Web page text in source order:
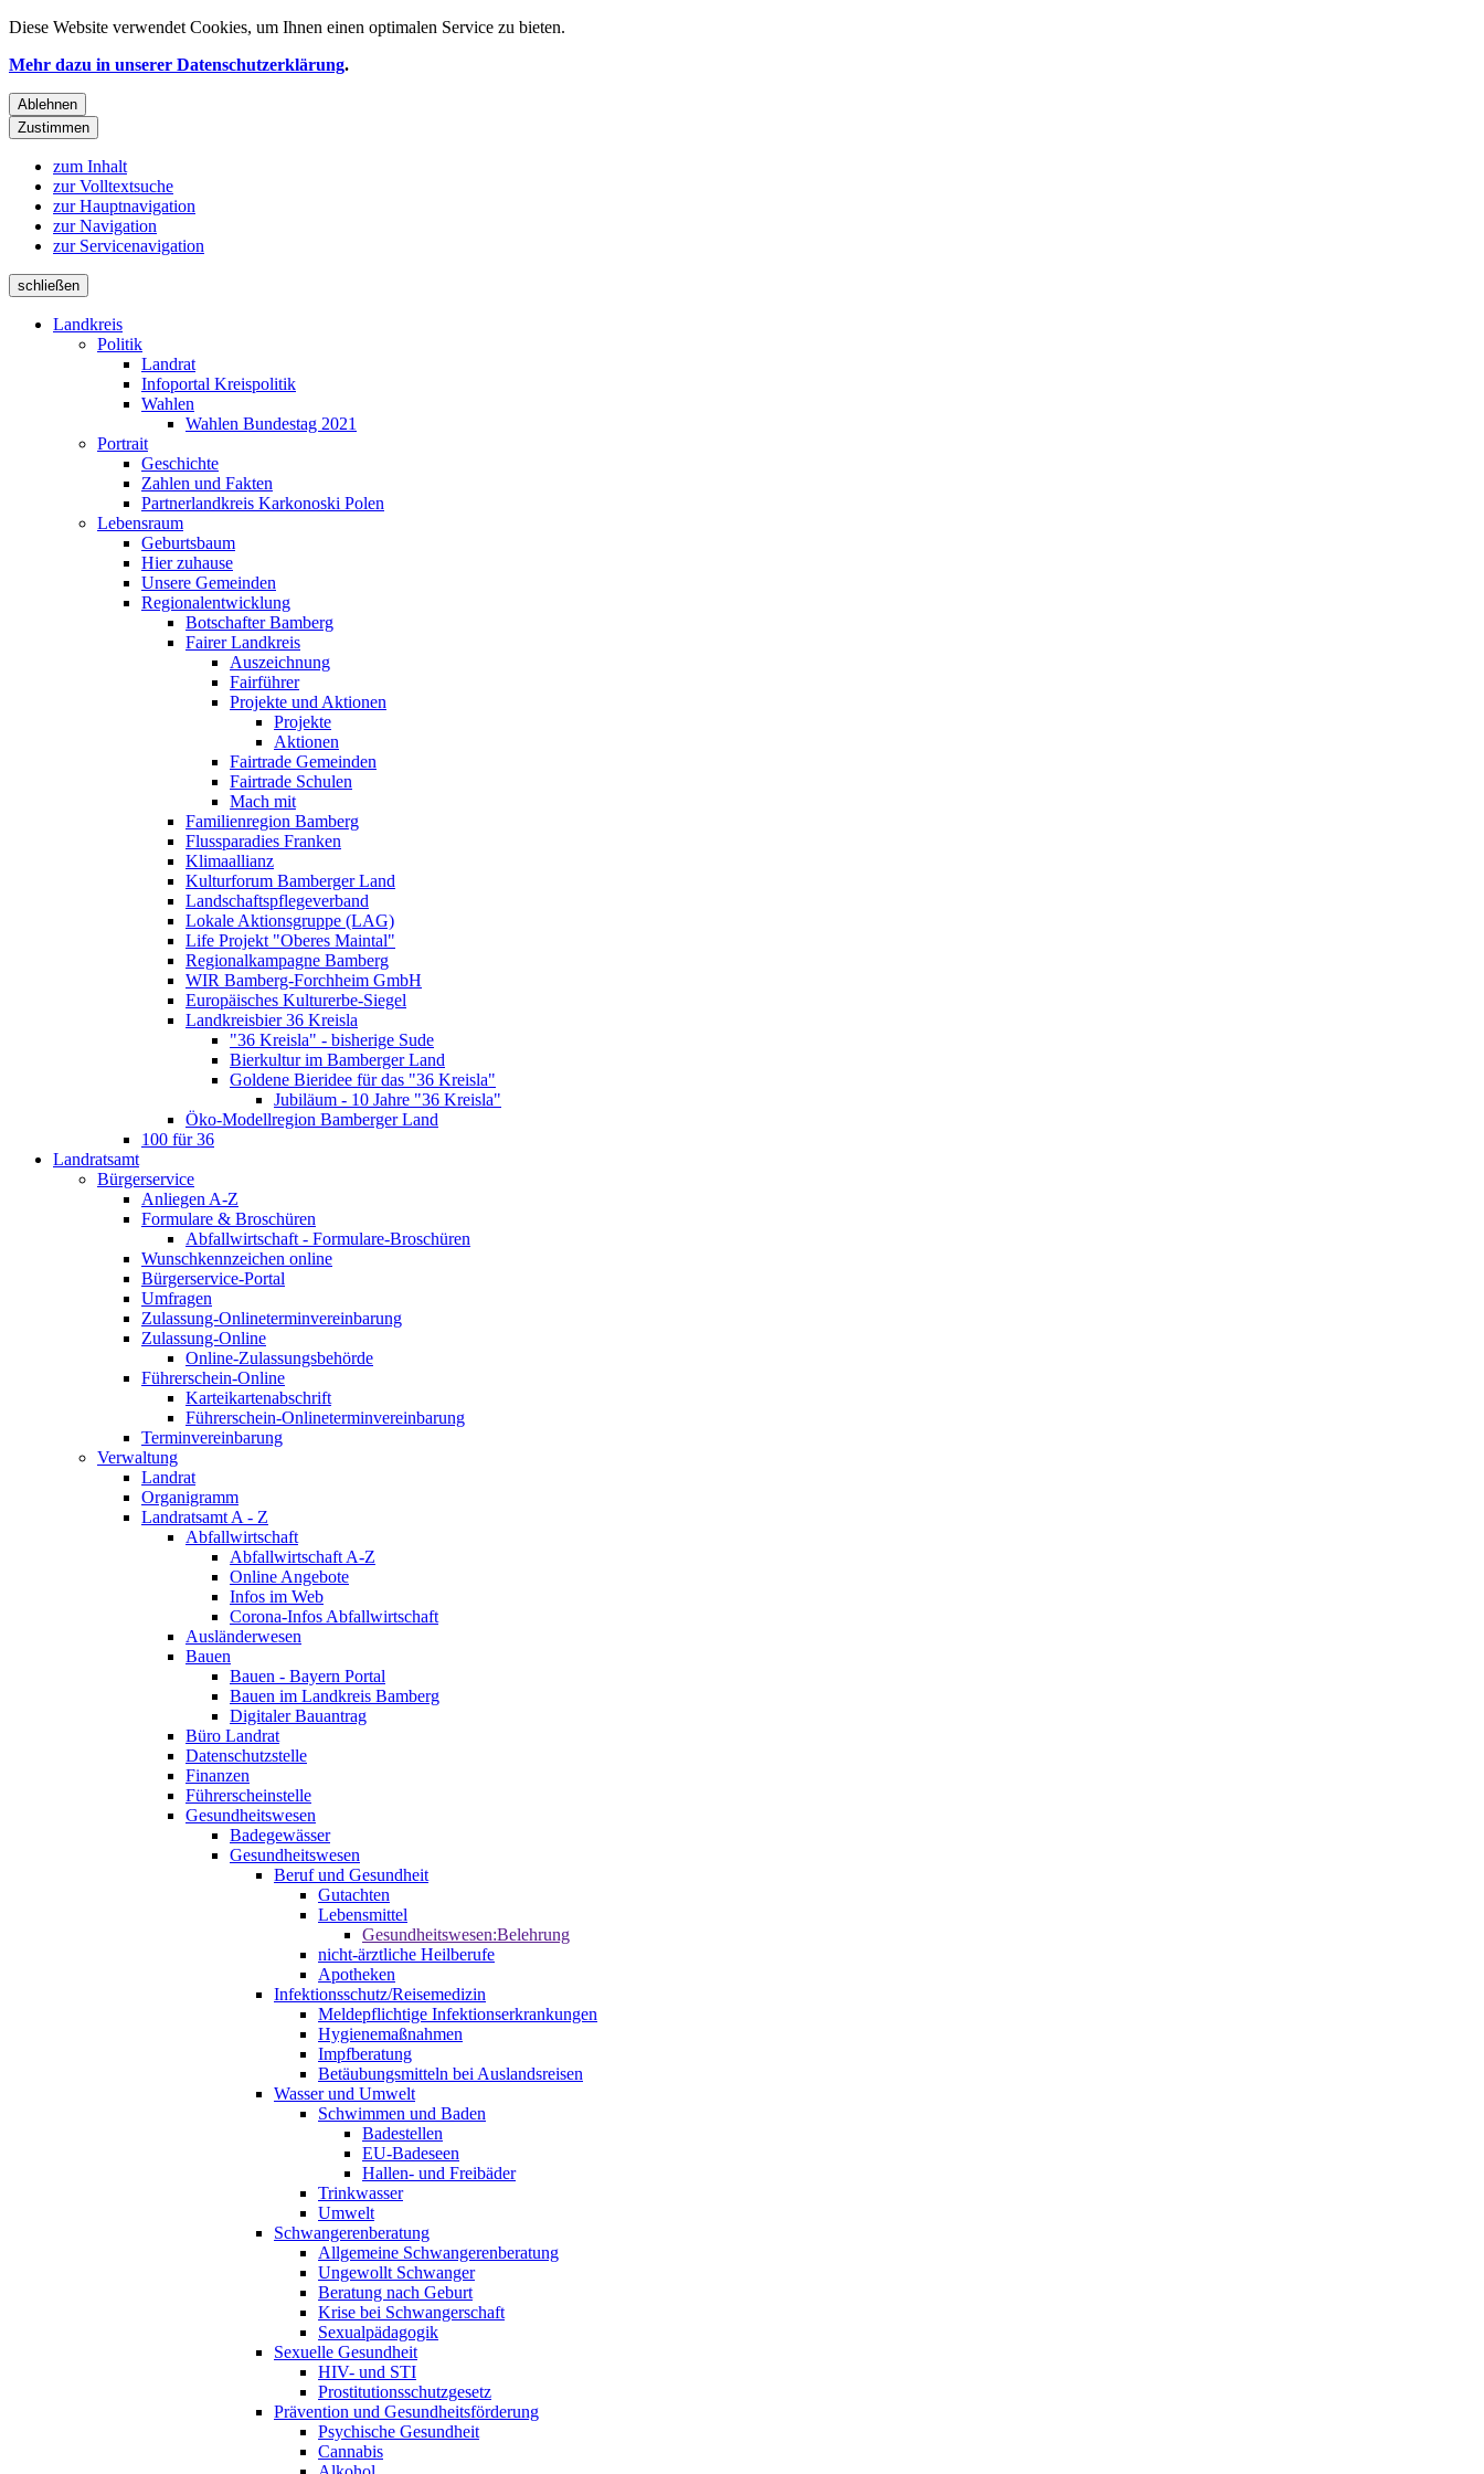
Diese Website verwendet Cookies, um Ihnen einen optimalen Service zu bieten.
Mehr dazu in unserer Datenschutzerklärung.
Ablehnen
Zustimmen
zum Inhalt
zur Volltextsuche
zur Hauptnavigation
zur Navigation
zur Servicenavigation
schließen
Landkreis
Politik
Landrat
Infoportal Kreispolitik
Wahlen
Wahlen Bundestag 2021
Portrait
Geschichte
Zahlen und Fakten
Partnerlandkreis Karkonoski Polen
Lebensraum
Geburtsbaum
Hier zuhause
Unsere Gemeinden
Regionalentwicklung
Botschafter Bamberg
Fairer Landkreis
Auszeichnung
Fairführer
Projekte und Aktionen
Projekte
Aktionen
Fairtrade Gemeinden
Fairtrade Schulen
Mach mit
Familienregion Bamberg
Flussparadies Franken
Klimaallianz
Kulturforum Bamberger Land
Landschaftspflegeverband
Lokale Aktionsgruppe (LAG)
Life Projekt "Oberes Maintal"
Regionalkampagne Bamberg
WIR Bamberg-Forchheim GmbH
Europäisches Kulturerbe-Siegel
Landkreisbier 36 Kreisla
"36 Kreisla" - bisherige Sude
Bierkultur im Bamberger Land
Goldene Bieridee für das "36 Kreisla"
Jubiläum - 10 Jahre "36 Kreisla"
Öko-Modellregion Bamberger Land
100 für 36
Landratsamt
Bürgerservice
Anliegen A-Z
Formulare & Broschüren
Abfallwirtschaft - Formulare-Broschüren
Wunschkennzeichen online
Bürgerservice-Portal
Umfragen
Zulassung-Onlineterminvereinbarung
Zulassung-Online
Online-Zulassungsbehörde
Führerschein-Online
Karteikartenabschrift
Führerschein-Onlineterminvereinbarung
Terminvereinbarung
Verwaltung
Landrat
Organigramm
Landratsamt A - Z
Abfallwirtschaft
Abfallwirtschaft A-Z
Online Angebote
Infos im Web
Corona-Infos Abfallwirtschaft
Ausländerwesen
Bauen
Bauen - Bayern Portal
Bauen im Landkreis Bamberg
Digitaler Bauantrag
Büro Landrat
Datenschutzstelle
Finanzen
Führerscheinstelle
Gesundheitswesen
Badegewässer
Gesundheitswesen
Beruf und Gesundheit
Gutachten
Lebensmittel
Gesundheitswesen:Belehrung
nicht-ärztliche Heilberufe
Apotheken
Infektionsschutz/Reisemedizin
Meldepflichtige Infektionserkrankungen
Hygienemaßnahmen
Impfberatung
Betäubungsmitteln bei Auslandsreisen
Wasser und Umwelt
Schwimmen und Baden
Badestellen
EU-Badeseen
Hallen- und Freibäder
Trinkwasser
Umwelt
Schwangerenberatung
Allgemeine Schwangerenberatung
Ungewollt Schwanger
Beratung nach Geburt
Krise bei Schwangerschaft
Sexualpädagogik
Sexuelle Gesundheit
HIV- und STI
Prostitutionsschutzgesetz
Prävention und Gesundheitsförderung
Psychische Gesundheit
Cannabis